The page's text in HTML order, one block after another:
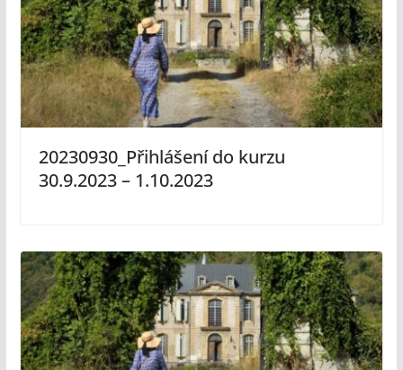
20230930_Přihlášení do kurzu
30.9.2023 – 1.10.2023